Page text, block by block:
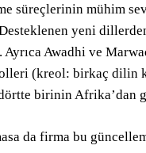
süreçlerinin mühim
yeni
Awadhi ve
(kreol: birkaç dilin
birinin Afrika’dan
da firma bu